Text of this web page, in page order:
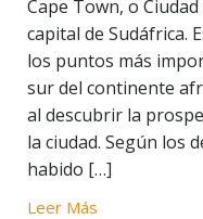
Cape Town, o
capital de Sudáfrica.
los puntos más
sur del continente
al descubrir la
la ciudad. Según los
habido […]
Leer Más